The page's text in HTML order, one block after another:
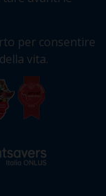
per consentire
vita.